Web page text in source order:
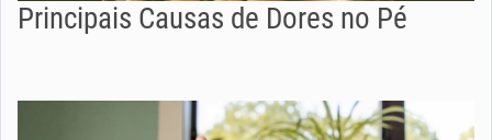
Principais Causas de Dores no Pé